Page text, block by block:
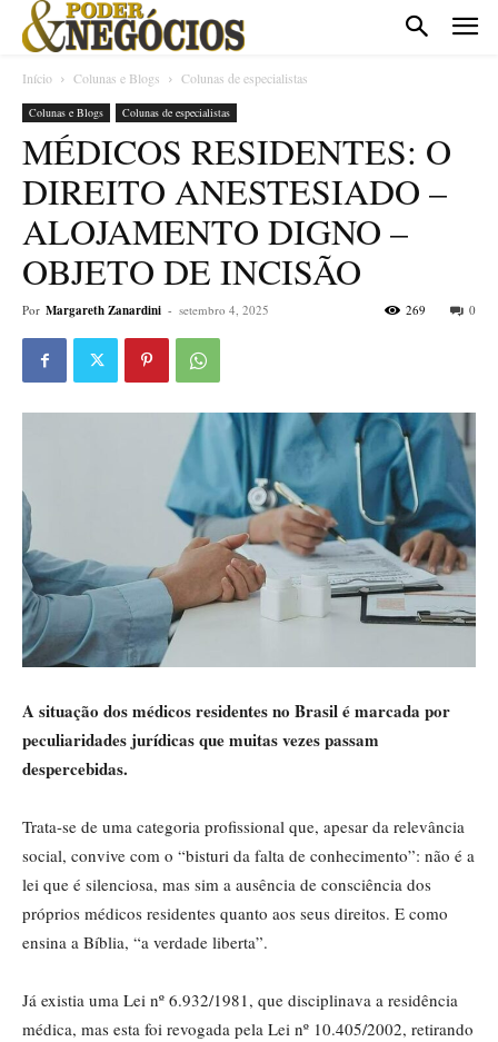
Início Colunas e Blogs Colunas de especialistas
Colunas e Blogs Colunas de especialistas
MÉDICOS RESIDENTES: O
DIREITO ANESTESIADO –
ALOJAMENTO DIGNO –
OBJETO DE INCISÃO
Por Margareth Zanardini - setembro 4, 2025 0
269
A situação dos médicos residentes no Brasil é marcada por
peculiaridades jurídicas que muitas vezes passam
despercebidas.
Trata-se de uma categoria profissional que, apesar da relevância
social, convive com o “bisturi da falta de conhecimento”: não é a
lei que é silenciosa, mas sim a ausência de consciência dos
próprios médicos residentes quanto aos seus direitos. E como
ensina a Bíblia, “a verdade liberta”.
Já existia uma Lei nº 6.932/1981, que disciplinava a residência
médica, mas esta foi revogada pela Lei nº 10.405/2002, retirando